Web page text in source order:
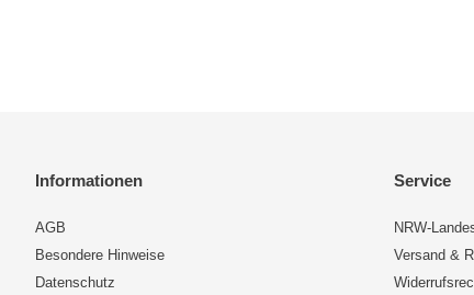
Informationen
AGB
Besondere Hinweise
Datenschutz
Service
NRW-
Versand &